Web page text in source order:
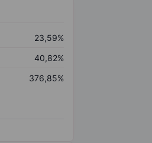
23,59%
40,82%
376,85%